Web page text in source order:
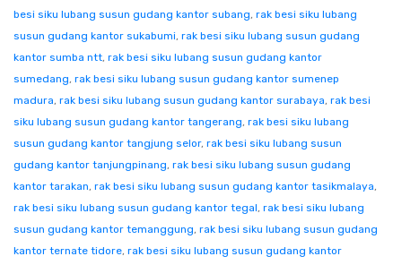
besi siku lubang susun gudang kantor subang, rak besi siku lubang
susun gudang kantor sukabumi, rak besi siku lubang susun gudang
kantor sumba ntt, rak besi siku lubang susun gudang kantor
sumedang, rak besi siku lubang susun gudang kantor sumenep
madura, rak besi siku lubang susun gudang kantor surabaya, rak besi
siku lubang susun gudang kantor tangerang, rak besi siku lubang
susun gudang kantor tangjung selor, rak besi siku lubang susun
gudang kantor tanjungpinang, rak besi siku lubang susun gudang
kantor tarakan, rak besi siku lubang susun gudang kantor tasikmalaya,
rak besi siku lubang susun gudang kantor tegal, rak besi siku lubang
susun gudang kantor temanggung, rak besi siku lubang susun gudang
kantor ternate tidore, rak besi siku lubang susun gudang kantor